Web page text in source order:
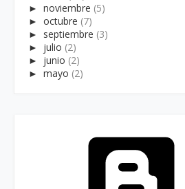
► noviembre (5)
► octubre (7)
► septiembre (3)
► julio (2)
► junio (2)
► mayo (2)